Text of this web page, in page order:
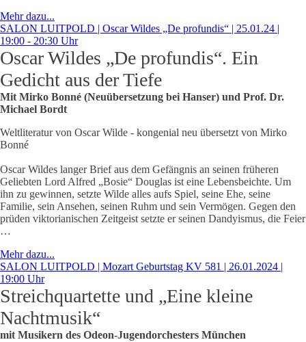
Mehr dazu...
SALON LUITPOLD | Oscar Wildes „De profundis“ | 25.01.24 |
19:00 - 20:30 Uhr
Oscar Wildes „De profundis“. Ein
Gedicht aus der Tiefe
Mit Mirko Bonné (Neuübersetzung bei Hanser) und Prof. Dr.
Michael Bordt
Weltliteratur von Oscar Wilde - kongenial neu übersetzt von Mirko
Bonné
Oscar Wildes langer Brief aus dem Gefängnis an seinen früheren
Geliebten Lord Alfred „Bosie“ Douglas ist eine Lebensbeichte. Um
ihn zu gewinnen, setzte Wilde alles aufs Spiel, seine Ehe, seine
Familie, sein Ansehen, seinen Ruhm und sein Vermögen. Gegen den
prüden viktorianischen Zeitgeist setzte er seinen Dandyismus, die Feier
…
Mehr dazu...
SALON LUITPOLD | Mozart Geburtstag KV 581 | 26.01.2024 |
19:00 Uhr
Streichquartette und „Eine kleine
Nachtmusik“
mit Musikern des Odeon-Jugendorchesters München